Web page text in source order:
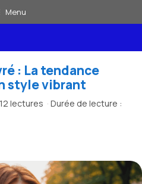
Menu
: La tendance
style vibrant
12 lectures · Durée de lecture :